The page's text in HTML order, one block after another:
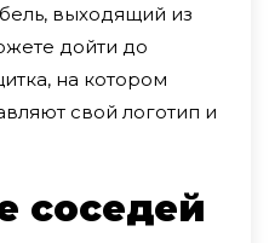
выходящий из
дойти до
на котором
свой логотип и
cоседей